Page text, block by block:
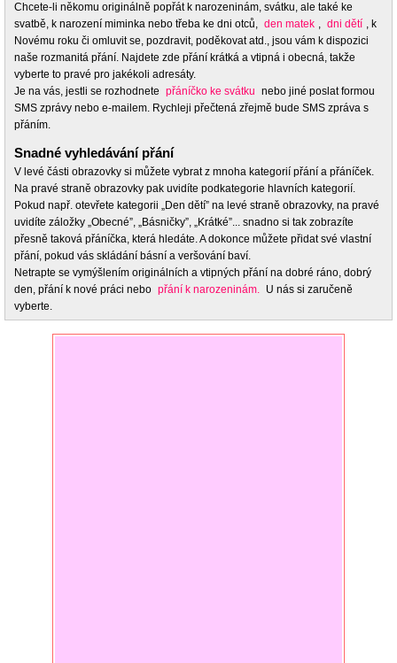
Chcete-li někomu originálně popřát k narozeninám, svátku, ale také ke
svatbě, k narození miminka nebo třeba ke dni otců, den matek , dni dětí , k
Novému roku či omluvit se, pozdravit, poděkovat atd., jsou vám k dispozici
naše rozmanitá přání. Najdete zde přání krátká a vtipná i obecná, takže
vyberte to pravé pro jakékoli adresáty.
Je na vás, jestli se rozhodnete přáníčko ke svátku nebo jiné poslat formou
SMS zprávy nebo e-mailem. Rychleji přečtená zřejmě bude SMS zpráva s
přáním.
Snadné vyhledávání přání
V levé části obrazovky si můžete vybrat z mnoha kategorií přání a přáníček.
Na pravé straně obrazovky pak uvidíte podkategorie hlavních kategorií.
Pokud např. otevřete kategorii „Den dětí” na levé straně obrazovky, na pravé
uvidíte záložky „Obecné”, „Básničky”, „Krátké”... snadno si tak zobrazíte
přesně taková přáníčka, která hledáte. A dokonce můžete přidat své vlastní
přání, pokud vás skládání básní a veršování baví.
Netrapte se vymýšlením originálních a vtipných přání na dobré ráno, dobrý
den, přání k nové práci nebo přání k narozeninám. U nás si zaručeně
vyberte.